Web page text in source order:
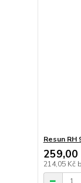
Resun RH
259,00
214,05 Kč